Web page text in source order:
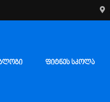
ᲤᲘᲢᲜᲔᲡ ᲡᲙᲝᲚᲐ